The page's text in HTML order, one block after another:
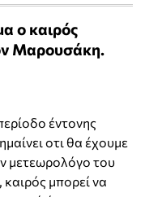
ο καιρός
Μαρουσάκη.
έντονης
οτι θα έχουμε
μετεωρολόγο του
, καιρός μπορεί να